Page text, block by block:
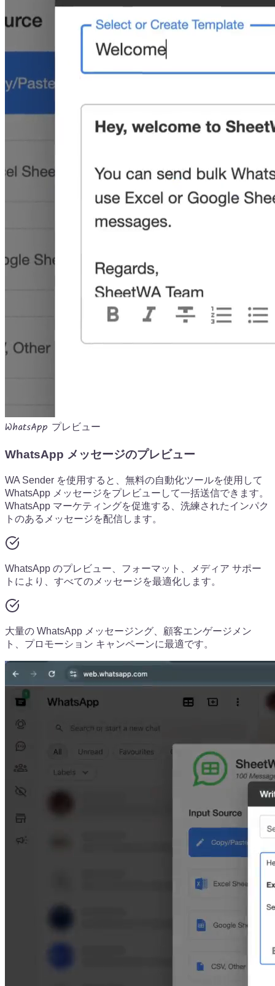
WhatsApp プレビュー
WhatsApp メッセージのプレビュー
WA Sender を使用すると、無料の自動化ツールを使用して
WhatsApp メッセージをプレビューして一括送信できます。
WhatsApp マーケティングを促進する、洗練されたインパク
トのあるメッセージを配信します。
WhatsApp のプレビュー、フォーマット、メディア サポー
トにより、すべてのメッセージを最適化します。
大量の WhatsApp メッセージング、顧客エンゲージメン
ト、プロモーション キャンペーンに最適です。